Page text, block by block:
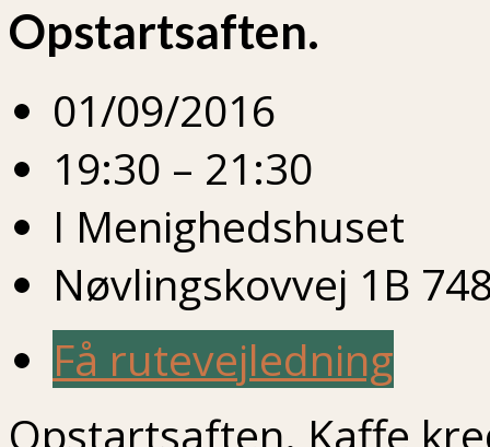
Opstartsaften.
01/09/2016
19:30 – 21:30
I Menighedshuset
Nøvlingskovvej 1B
Få rutevejledning
Opstartsaften. Kaffe